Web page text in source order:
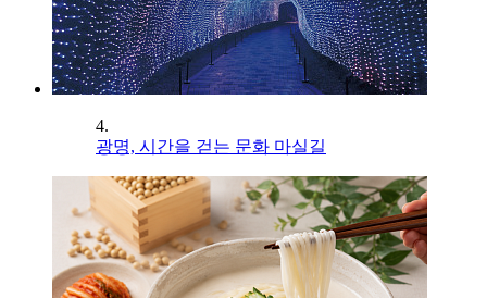
4.
광명, 시간을 걷는 문화 마실길